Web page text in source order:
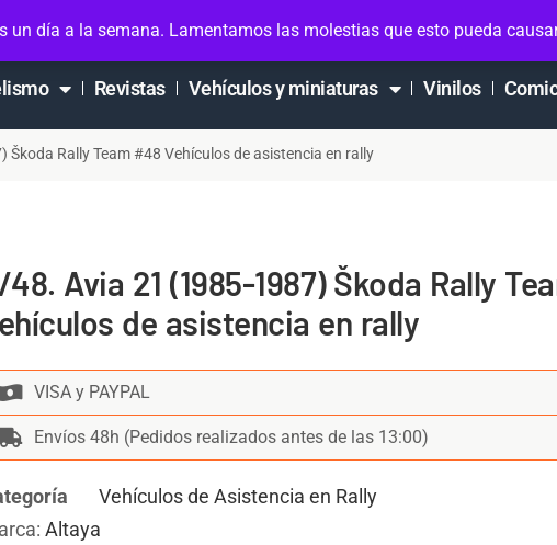
día a la semana. Lamentamos las molestias que esto pueda
Revistas Vehículos y miniaturas Vinilos
Rally Team #48 Vehículos de asistencia en rally
Avia 21 (1985-1987) Škoda Rally
de asistencia en rally
VISA y PAYPAL
Envíos 48h (Pedidos realizados antes de las 13:00)
Vehículos de Asistencia en Rally
Altaya